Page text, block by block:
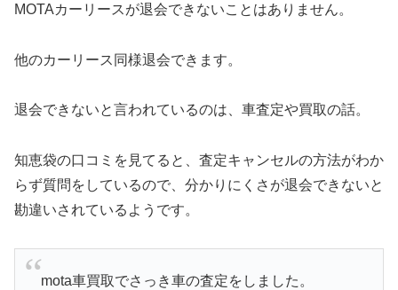
MOTAカーリースが退会できないことはありません。
他のカーリース同様退会できます。
退会できないと言われているのは、車査定や買取の話。
知恵袋の口コミを見てると、査定キャンセルの方法がわか
らず質問をしているので、分かりにくさが退会できないと
勘違いされているようです。
mota車買取でさっき車の査定をしました。